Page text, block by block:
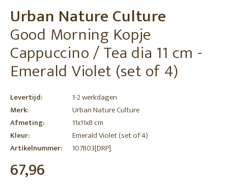
Urban Nature Culture
Good Morning Kopje
Cappuccino / Tea dia 11 cm -
Emerald Violet (set of 4)
Levertijd:
1-2 werkdagen
Merk:
Urban Nature Culture
Afmeting:
11x11x8 cm
Kleur:
Emerald Violet (set of 4)
Artikelnummer:
107803[DRP]
67,96